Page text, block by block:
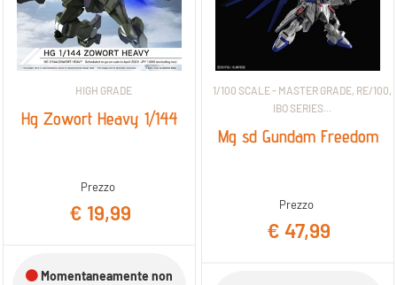
HIGH GRADE
Hg Zowort Heavy 1/144
Prezzo
€ 19,99
Momentaneamente non
1/100 SCALE - MASTER GRADE, RE/100,
IBO SERIES...
Mg sd Gundam Freedom
Prezzo
€ 47,99